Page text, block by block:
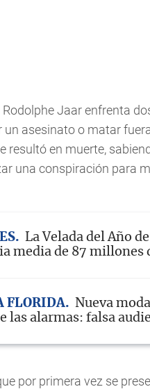
Jaar enfrenta
asesinato o matar
en muerte,
una conspiración para
La Velada del Año
media de 87 millones
FLORIDA
Nueva
las alarmas: falsa
por primera vez se